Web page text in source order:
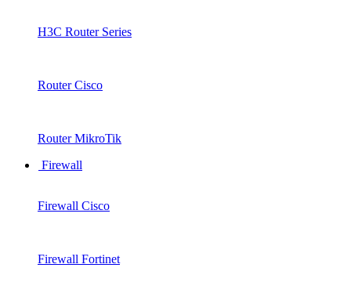
H3C Router Series
Router Cisco
Router MikroTik
Firewall
Firewall Cisco
Firewall Fortinet